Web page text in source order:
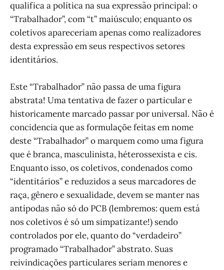
qualifica a política na sua expressão principal: o
“Trabalhador”, com “t” maiúsculo; enquanto os
coletivos apareceriam apenas como realizadores
desta expressão em seus respectivos setores
identitários.
Este “Trabalhador” não passa de uma figura
abstrata! Uma tentativa de fazer o particular e
historicamente marcado passar por universal. Não é
concidencia que as formulaçõe feitas em nome
deste “Trabalhador” o marquem como uma figura
que é branca, masculinista, héterossexista e cis.
Enquanto isso, os coletivos, condenados como
“identitários” e reduzidos a seus marcadores de
raça, gênero e sexualidade, devem se manter nas
antípodas não só do PCB (lembremos: quem está
nos coletivos é só um simpatizante!) sendo
controlados por ele, quanto do “verdadeiro”
programado “Trabalhador” abstrato. Suas
reivindicações particulares seriam menores e